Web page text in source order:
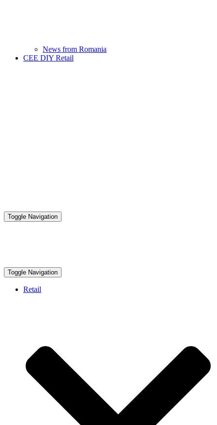
News from Romania
CEE DIY Retail
Toggle Navigation
Toggle Navigation
Retail